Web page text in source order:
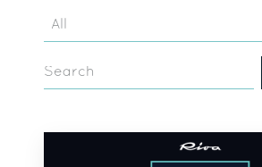
Search